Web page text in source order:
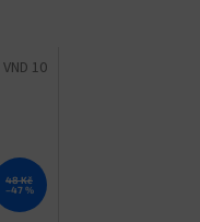
48 Kč
–47 %
VND 10